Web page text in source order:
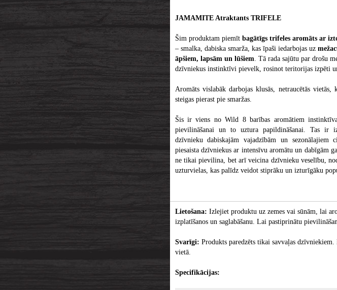
JAMAMITE Atraktants TRIFELE
Šim produktam piemīt bagātīgs trifeles aromāts ar
– smalka, dabiska smarža, kas īpaši iedarbojas uz
āpšiem, lapsām un lūšiem. Tā rada sajūtu par drošu
dzīvniekus instinktīvi pievelk, rosinot teritorijas izpēti
Aromāts vislabāk darbojas klusās, netraucētās
steigas pierast pie smaržas.
Šis ir viens no Wild 8 barības aromātiem
pievilināšanai un to uztura papildināšanai. Tas ir
dzīvnieku dabiskajām vajadzībām un sezonālajiem
piesaista dzīvniekus ar intensīvu aromātu un dabīgām
ne tikai pievilina, bet arī veicina dzīvnieku veselību,
uzturvielas, kas palīdz veidot stiprāku un izturīgāku
Lietošana: Izlejiet produktu uz zemes vai sūnām, lai
izplatīšanos un saglabāšanu. Lai pastiprinātu
Svarīgi: Produkts paredzēts tikai savvaļas
vietā.
Specifikācijas: